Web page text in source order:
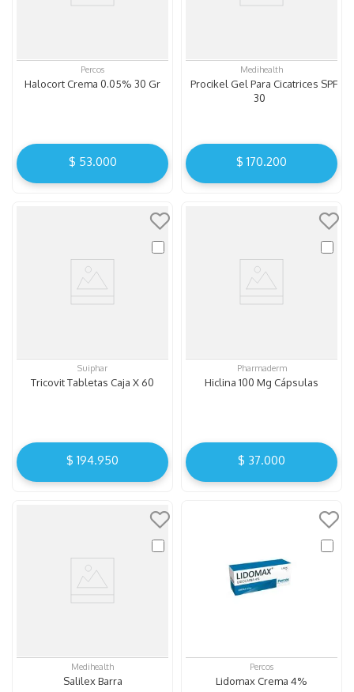
Percos
Halocort Crema 0.05% 30 Gr
$ 53.000
Medihealth
Procikel Gel Para Cicatrices SPF
30
$ 170.200
Suiphar
Tricovit Tabletas Caja X 60
$ 194.950
Pharmaderm
Hiclina 100 Mg Cápsulas
$ 37.000
Medihealth
Salilex Barra
Percos
Lidomax Crema 4%